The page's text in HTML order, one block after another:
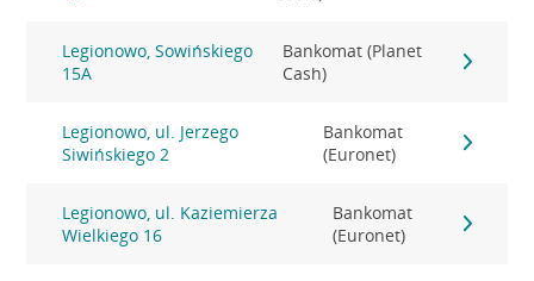
Legionowo, Sowińskiego
15A
Bankomat (Planet
Cash)
Legionowo, ul. Jerzego
Siwińskiego 2
Bankomat
(Euronet)
Legionowo, ul. Kaziemierza
Wielkiego 16
Bankomat
(Euronet)